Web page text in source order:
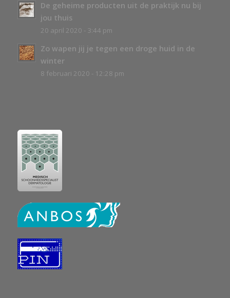
De geheime producten uit de praktijk nu bij
jou thuis
20 april 2020 - 3:44 pm
Zo wapen jij je tegen een droge huid in de
winter
8 februari 2020 - 12:28 pm